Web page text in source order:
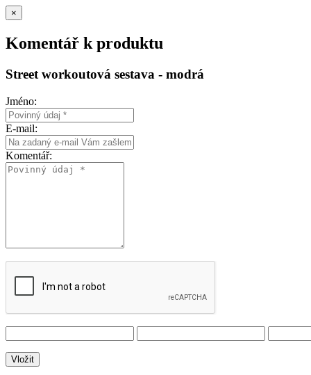
×
Komentář k produktu
Street workoutová sestava - modrá
Jméno:
E-mail:
Komentář: